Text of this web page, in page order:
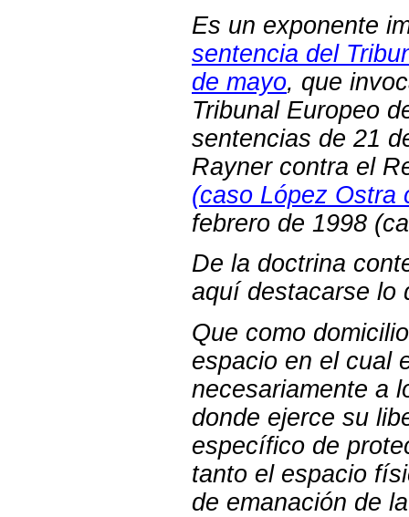
Es un exponente
sentencia del
de mayo, que
Tribunal Europeo
sentencias de 21
Rayner contra el
(caso López Ostra
febrero de 1998
De la doctrina
aquí destacarse lo
Que como
espacio en el cual
necesariamente a
donde ejerce su
específico de
tanto el espacio
de emanación de